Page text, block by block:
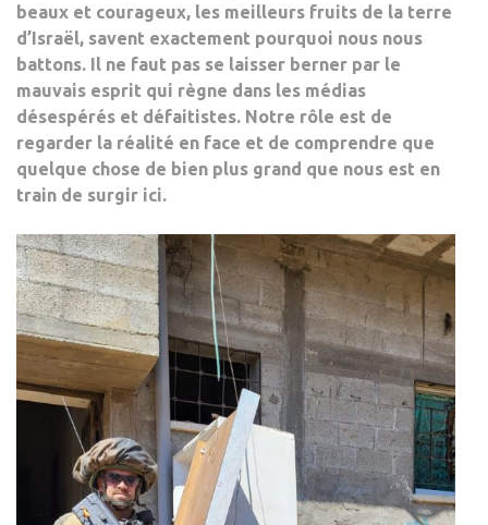
beaux et courageux, les meilleurs fruits de la terre
d’Israël, savent exactement pourquoi nous nous
battons. Il ne faut pas se laisser berner par le
mauvais esprit qui règne dans les médias
désespérés et défaitistes. Notre rôle est de
regarder la réalité en face et de comprendre que
quelque chose de bien plus grand que nous est en
train de surgir ici.